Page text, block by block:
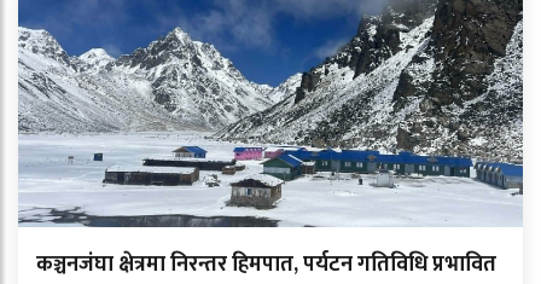
कञ्चनजंघा क्षेत्रमा निरन्तर हिमपात, पर्यटन गतिविधि प्रभावित